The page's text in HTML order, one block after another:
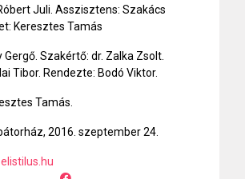
Juli. Asszisztens: Szakács
Keresztes Tamás
Gergő. Szakértő: dr. Zalka Zsolt.
Tibor. Rendezte: Bodó Viktor.
Tamás.
2016. szeptember 24.